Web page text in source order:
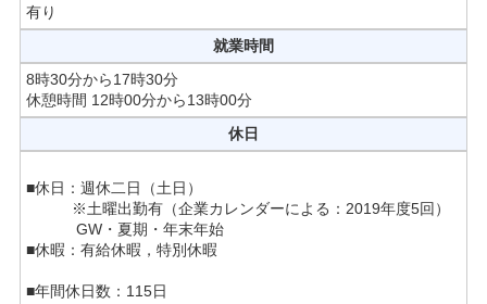
有り
就業時間
8時30分から17時30分
休憩時間 12時00分から13時00分
休日
■休日：週休二日（土日）
※土曜出勤有（企業カレンダーによる：2019年度5回）
GW・夏期・年末年始
■休暇：有給休暇，特別休暇
■年間休日数：115日